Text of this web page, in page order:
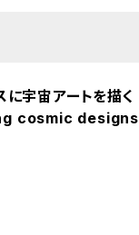
宇宙アートを描く
cosmic designs